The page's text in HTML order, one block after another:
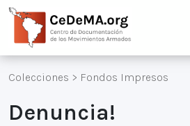
Colecciones > Fondos Impresos
Denuncia!